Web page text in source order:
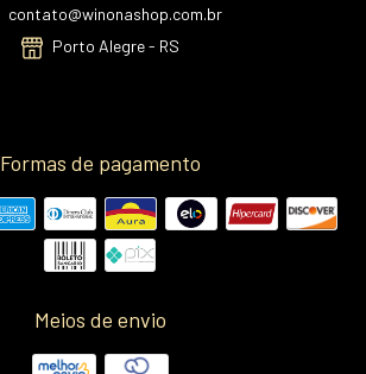
contato@winonashop.com.br
Porto Alegre - RS
Formas de pagamento
Meios de envio